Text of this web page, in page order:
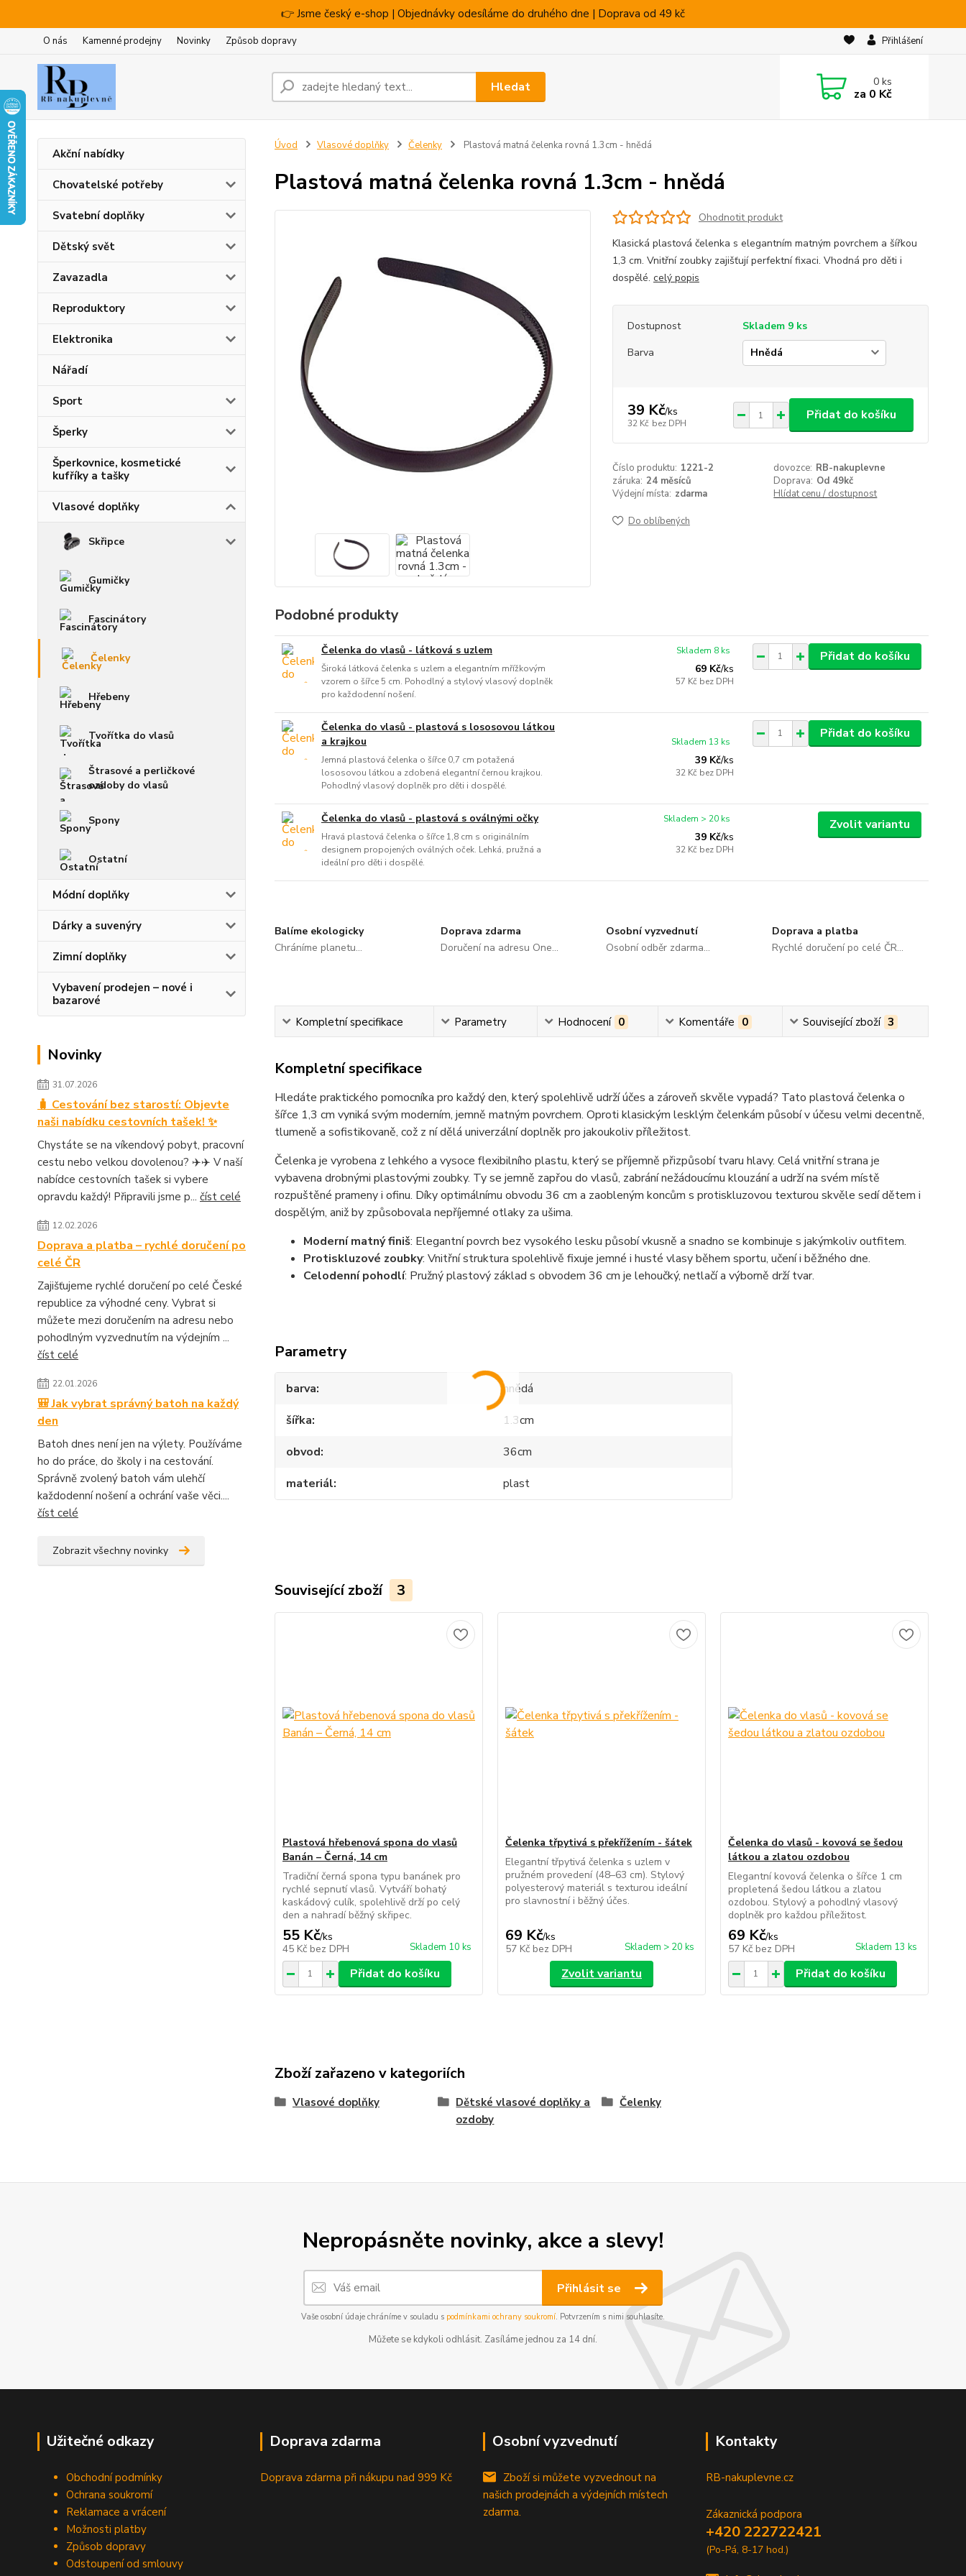
👉 Jsme český e-shop | Objednávky odesíláme do druhého dne | Doprava od 49 kč
O nás Kamenné prodejny Novinky Způsob dopravy Přihlášení
Hledat 0ks
za 0 Kč
Akční nabídky
Chovatelské potřeby
Svatební doplňky
Dětský svět
Zavazadla
Reproduktory
Elektronika
Nářadí
Sport
Šperky
Šperkovnice, kosmetické
kufříky a tašky
Vlasové doplňky
Skřipce
Gumičky
Fascinátory
Čelenky
Hřebeny
Tvořítka do vlasů
Štrasové a perličkové
ozdoby do vlasů
Spony
Ostatní
Módní doplňky
Dárky a suvenýry
Zimní doplňky
Vybavení prodejen – nové i
bazarové
Novinky
31.07.2026
🧳 Cestování bez starostí: Objevte
naši nabídku cestovních tašek! ✨
Chystáte se na víkendový pobyt, pracovní
cestu nebo velkou dovolenou? ✈️✈️ V naší
nabídce cestovních tašek si vybere
opravdu každý! Připravili jsme p... číst celé
12.02.2026
Doprava a platba – rychlé doručení po
celé ČR
Zajišťujeme rychlé doručení po celé České
republice za výhodné ceny. Vybrat si
můžete mezi doručením na adresu nebo
pohodlným vyzvednutím na výdejním ...
číst celé
22.01.2026
🎒 Jak vybrat správný batoh na každý
den
Batoh dnes není jen na výlety. Používáme
ho do práce, do školy i na cestování.
Správně zvolený batoh vám ulehčí
každodenní nošení a ochrání vaše věci....
číst celé
Zobrazit všechny novinky
Úvod Vlasové doplňky Čelenky Plastová matná čelenka rovná 1.3cm - hnědá
Plastová matná čelenka rovná 1.3cm - hnědá
Ohodnotit produkt
Klasická plastová čelenka s elegantním matným povrchem a šířkou
1,3 cm. Vnitřní zoubky zajišťují perfektní fixaci. Vhodná pro děti i
dospělé. celý popis
Dostupnost
Skladem 9 ks
Barva
39 Kč/ks
32 Kč bez DPH
Přidat do košíku
Číslo produktu: 1221-2 dovozce: RB-nakuplevne
záruka: 24 měsíců Doprava: Od 49kč
Výdejní místa: zdarma Hlídat cenu / dostupnost
Do oblíbených
Podobné produkty
Čelenka do vlasů - látková s uzlem
Široká látková čelenka s uzlem a elegantním mřížkovým
vzorem o šířce 5 cm. Pohodlný a stylový vlasový doplněk
pro každodenní nošení.
69 Kč/ks
57 Kč bez DPH
Skladem 8 ks Přidat do košíku
Čelenka do vlasů - plastová s lososovou látkou
a krajkou
Jemná plastová čelenka o šířce 0,7 cm potažená
lososovou látkou a zdobená elegantní černou krajkou.
Pohodlný vlasový doplněk pro děti i dospělé.
39 Kč/ks
32 Kč bez DPH
Skladem 13 ks
Přidat do košíku
Čelenka do vlasů - plastová s oválnými očky
Hravá plastová čelenka o šířce 1,8 cm s originálním
designem propojených oválných oček. Lehká, pružná a
ideální pro děti i dospělé.
39 Kč/ks
32 Kč bez DPH
Skladem > 20 ks Zvolit variantu
Balíme ekologicky
Chráníme planetu...
Doprava zdarma
Doručení na adresu One...
Osobní vyzvednutí
Osobní odběr zdarma...
Doprava a platba
Rychlé doručení po celé ČR...
Kompletní specifikace Parametry Hodnocení 0 Komentáře 0 Související zboží 3
Kompletní specifikace
Hledáte praktického pomocníka pro každý den, který spolehlivě udrží účes a zároveň skvěle vypadá? Tato plastová čelenka o
šířce 1,3 cm vyniká svým moderním, jemně matným povrchem. Oproti klasickým lesklým čelenkám působí v účesu velmi decentně,
tlumeně a sofistikovaně, což z ní dělá univerzální doplněk pro jakoukoliv příležitost.
Čelenka je vyrobena z lehkého a vysoce flexibilního plastu, který se příjemně přizpůsobí tvaru hlavy. Celá vnitřní strana je
vybavena drobnými plastovými zoubky. Ty se jemně zapřou do vlasů, zabrání nežádoucímu klouzání a udrží na svém místě
rozpuštěné prameny i ofinu. Díky optimálnímu obvodu 36 cm a zaobleným koncům s protiskluzovou texturou skvěle sedí dětem i
dospělým, aniž by způsobovala nepříjemné otlaky za ušima.
Moderní matný finiš: Elegantní povrch bez vysokého lesku působí vkusně a snadno se kombinuje s jakýmkoliv outfitem.
Protiskluzové zoubky: Vnitřní struktura spolehlivě fixuje jemné i husté vlasy během sportu, učení i běžného dne.
Celodenní pohodlí: Pružný plastový základ s obvodem 36 cm je lehoučký, netlačí a výborně drží tvar.
Parametry
barva
hnědá
šířka
1.3cm
obvod
36cm
materiál
plast
Související zboží 3
Plastová hřebenová spona do vlasů
Banán – Černá, 14 cm
Tradiční černá spona typu banánek pro
rychlé sepnutí vlasů. Vytváří bohatý
kaskádový culík, spolehlivě drží po celý
den a nahradí běžný skřipec.
55 Kč/ks
45 Kč bez DPH Skladem 10 ks
Přidat do košíku
Čelenka třpytivá s překřížením - šátek
Elegantní třpytivá čelenka s uzlem v
pružném provedení (48–63 cm). Stylový
polyesterový materiál s texturou ideální
pro slavnostní i běžný účes.
69 Kč/ks
57 Kč bez DPH Skladem > 20 ks
Zvolit variantu
Čelenka do vlasů - kovová se šedou
látkou a zlatou ozdobou
Elegantní kovová čelenka o šířce 1 cm
propletená šedou látkou a zlatou
ozdobou. Stylový a pohodlný vlasový
doplněk pro každou příležitost.
69 Kč/ks
57 Kč bez DPH Skladem 13 ks
Přidat do košíku
Zboží zařazeno v kategoriích
Vlasové doplňky
Dětské vlasové doplňky a
ozdoby
Čelenky
Nepropásněte novinky, akce a slevy!
Přihlásit se
Vaše osobní údaje chráníme v souladu s podmínkami ochrany soukromí. Potvrzením s nimi souhlasíte.
Můžete se kdykoli odhlásit. Zasíláme jednou za 14 dní.
Užitečné odkazy
Obchodní podmínky
Ochrana soukromí
Reklamace a vrácení
Možnosti platby
Způsob dopravy
Odstoupení od smlouvy
Doprava zdarma
Doprava zdarma při nákupu nad 999 Kč
Osobní vyzvednutí
Zboží si můžete vyzvednout na
našich prodejnách a výdejních místech
zdarma.
Kontakty
RB-nakuplevne.cz
Zákaznická podpora
+420 222722421
(Po-Pá, 8-17 hod.)